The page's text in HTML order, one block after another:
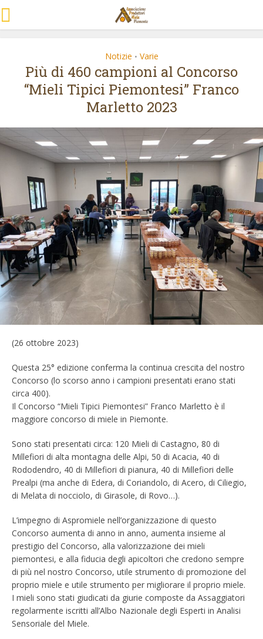
Notizie • Varie
Più di 460 campioni al Concorso
“Mieli Tipici Piemontesi” Franco
Marletto 2023
(26 ottobre 2023)
Questa 25° edizione conferma la continua crescita del nostro
Concorso (lo scorso anno i campioni presentati erano stati
circa 400).
Il Concorso “Mieli Tipici Piemontesi” Franco Marletto è il
maggiore concorso di miele in Piemonte.
Sono stati presentati circa: 120 Mieli di Castagno, 80 di
Millefiori di alta montagna delle Alpi, 50 di Acacia, 40 di
Rododendro, 40 di Millefiori di pianura, 40 di Millefiori delle
Prealpi (ma anche di Edera, di Coriandolo, di Acero, di Ciliegio,
di Melata di nocciolo, di Girasole, di Rovo…).
L’impegno di Aspromiele nell’organizzazione di questo
Concorso aumenta di anno in anno, aumenta insieme al
prestigio del Concorso, alla valorizzazione dei mieli
piemontesi, e alla fiducia degli apicoltori che credono sempre
di più nel nostro Concorso, utile strumento di promozione del
proprio miele e utile strumento per migliorare il proprio miele.
I mieli sono stati giudicati da giurie composte da Assaggiatori
regolarmente iscritti all’Albo Nazionale degli Esperti in Analisi
Sensoriale del Miele.